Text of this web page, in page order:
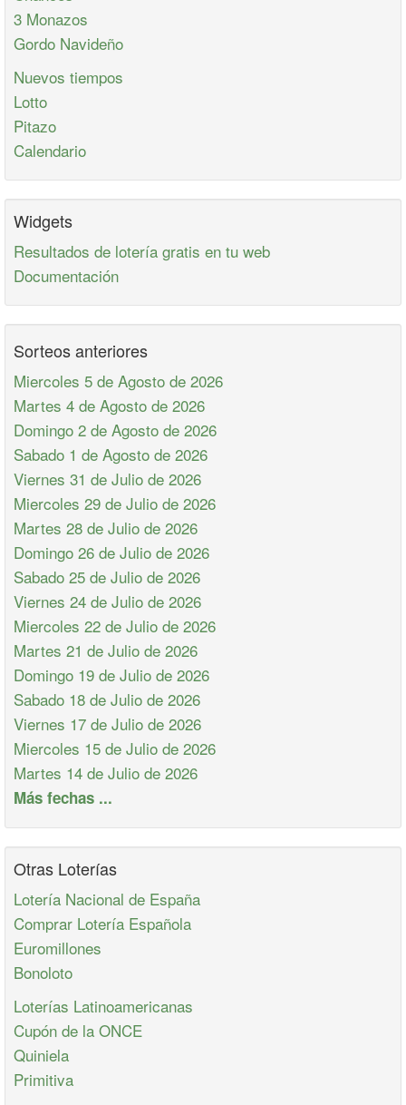
3 Monazos
Gordo Navideño
Nuevos tiempos
Lotto
Pitazo
Calendario
Widgets
Resultados de lotería gratis en tu web
Documentación
Sorteos anteriores
Miercoles 5 de Agosto de 2026
Martes 4 de Agosto de 2026
Domingo 2 de Agosto de 2026
Sabado 1 de Agosto de 2026
Viernes 31 de Julio de 2026
Miercoles 29 de Julio de 2026
Martes 28 de Julio de 2026
Domingo 26 de Julio de 2026
Sabado 25 de Julio de 2026
Viernes 24 de Julio de 2026
Miercoles 22 de Julio de 2026
Martes 21 de Julio de 2026
Domingo 19 de Julio de 2026
Sabado 18 de Julio de 2026
Viernes 17 de Julio de 2026
Miercoles 15 de Julio de 2026
Martes 14 de Julio de 2026
Más fechas ...
Otras Loterías
Lotería Nacional de España
Comprar Lotería Española
Euromillones
Bonoloto
Loterías Latinoamericanas
Cupón de la ONCE
Quiniela
Primitiva